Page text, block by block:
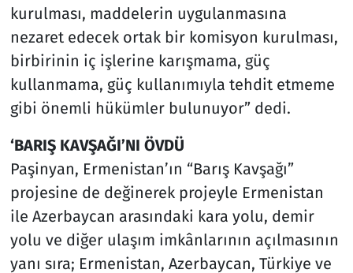
kurulması, maddelerin uygulanmasına
nezaret edecek ortak bir komisyon kurulması,
birbirinin iç işlerine karışmama, güç
kullanmama, güç kullanımıyla tehdit etmeme
gibi önemli hükümler bulunuyor” dedi.
‘BARIŞ KAVŞAĞI’NI ÖVDÜ
Paşinyan, Ermenistan’ın “Barış Kavşağı”
projesine de değinerek projeyle Ermenistan
ile Azerbaycan arasındaki kara yolu, demir
yolu ve diğer ulaşım imkânlarının açılmasının
yanı sıra; Ermenistan, Azerbaycan, Türkiye ve